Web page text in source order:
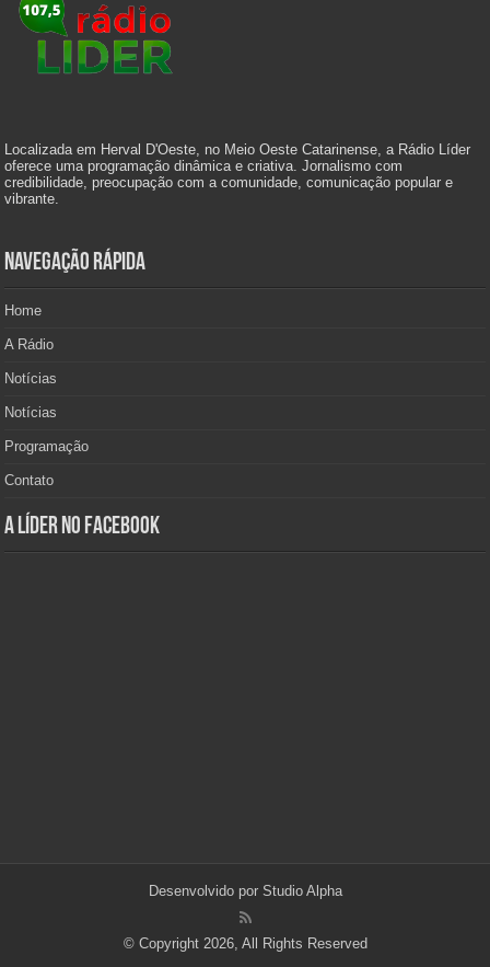
Localizada em Herval D'Oeste, no Meio Oeste Catarinense, a Rádio Líder
oferece uma programação dinâmica e criativa. Jornalismo com
credibilidade, preocupação com a comunidade, comunicação popular e
vibrante.
Navegação Rápida
Home
A Rádio
Notícias
Notícias
Programação
Contato
A Líder no Facebook
Desenvolvido por Studio Alpha
© Copyright 2026, All Rights Reserved